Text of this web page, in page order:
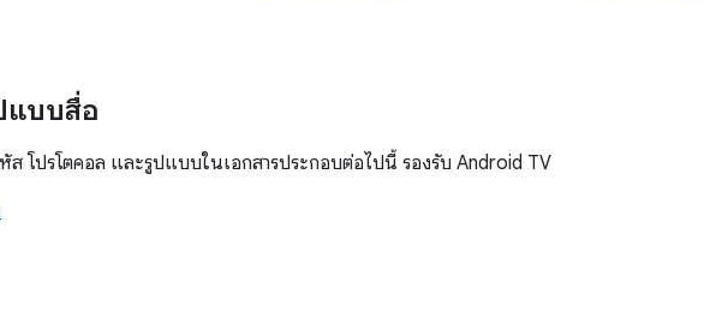
แบบสื่อ
ส โปรโตคอล และรูปแบบในเอกสารประกอบต่อไปนี้ รองรับ Android TV